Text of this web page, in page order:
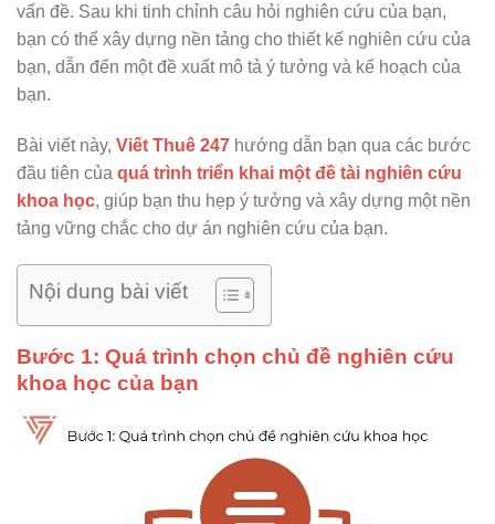
vấn đề. Sau khi tinh chỉnh câu hỏi nghiên cứu của bạn,
bạn có thể xây dựng nền tảng cho thiết kế nghiên cứu của
bạn, dẫn đến một đề xuất mô tả ý tưởng và kế hoạch của
bạn.
Bài viết này, Viết Thuê 247 hướng dẫn bạn qua các bước
đầu tiên của quá trình triển khai một đề tài nghiên cứu
khoa học, giúp bạn thu hẹp ý tưởng và xây dựng một nền
tảng vững chắc cho dự án nghiên cứu của bạn.
Nội dung bài viết
Bước 1: Quá trình chọn chủ đề nghiên cứu
khoa học của bạn